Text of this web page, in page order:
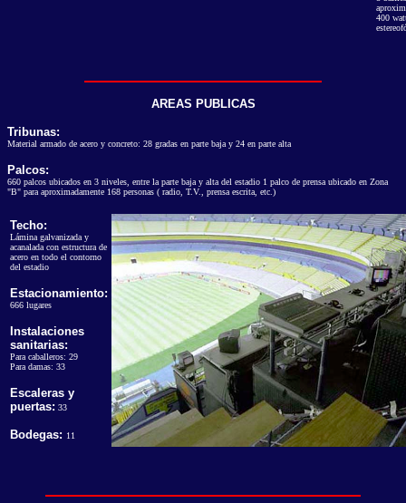
400
AREAS PUBLICAS
Tribunas:
Material armado de acero y concreto: 28 gradas en parte baja y 24 en parte alta
Palcos:
660 palcos ubicados en 3 niveles, entre la parte baja y alta del estadio 1 palco de prensa ubicado en Zona
"B" para aproximadamente 168 personas ( radio, T.V., prensa escrita, etc.)
Techo:
Lámina galvanizada y
acanalada con estructura de
acero en todo el contorno
del estadio
Estacionamiento:
666 lugares
Instalaciones
sanitarias:
Para caballeros: 29
Para damas: 33
Escaleras y
puertas: 33
Bodegas: 11